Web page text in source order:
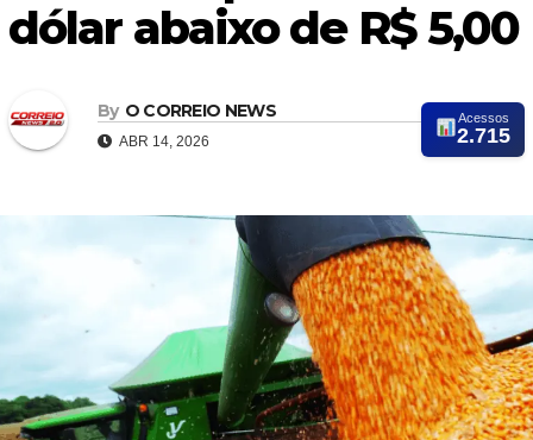
dólar abaixo de R$ 5,00
By O CORREIO NEWS
ABR 14, 2026
Acessos
2.715